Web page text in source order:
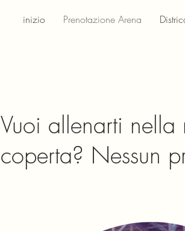
inizio Prenotazione Arena
Vuoi allenarti nella
coperta? Nessun